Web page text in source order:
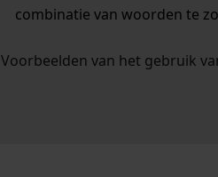
combinatie van woorden te
Voorbeelden van het gebruik